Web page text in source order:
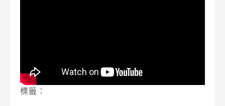
標籤：